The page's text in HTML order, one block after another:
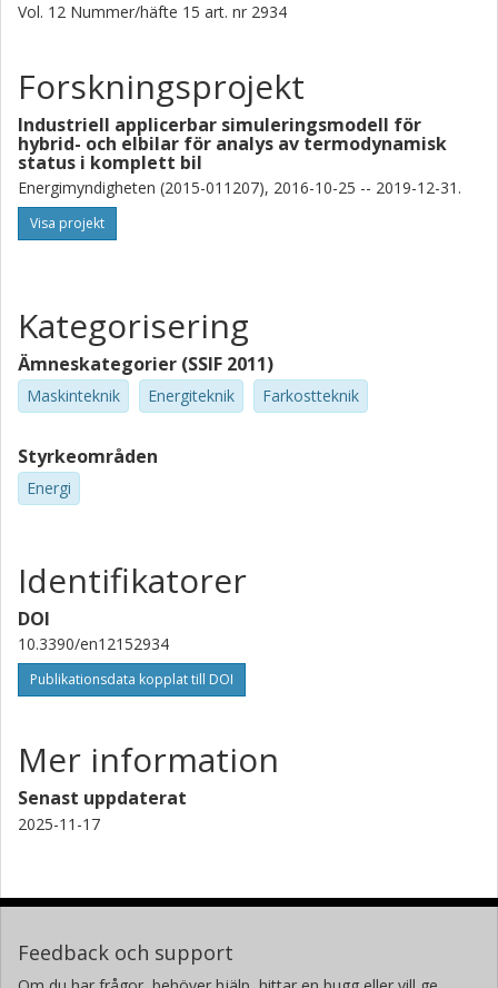
Vol. 12 Nummer/häfte 15 art. nr 2934
Forskningsprojekt
Industriell applicerbar simuleringsmodell för
hybrid- och elbilar för analys av termodynamisk
status i komplett bil
Energimyndigheten (2015-011207), 2016-10-25 -- 2019-12-31.
Visa projekt
Kategorisering
Ämneskategorier (SSIF 2011)
Maskinteknik Energiteknik Farkostteknik
Styrkeområden
Energi
Identifikatorer
DOI
10.3390/en12152934
Publikationsdata kopplat till DOI
Mer information
Senast uppdaterat
2025-11-17
Feedback och support